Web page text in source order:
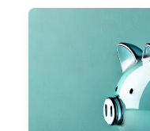
ist ein Weckruf.
kurz: alle, die